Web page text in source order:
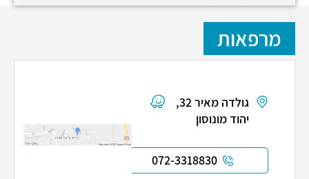
מרפאות
גולדה מאיר 32,
יהוד מונוסון
072-3318830